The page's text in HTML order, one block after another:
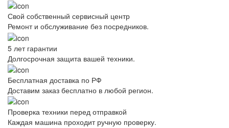
Свой собственный сервисный центр
Ремонт и обслуживание без посредников.
5 лет гарантии
Долгосрочная защита вашей техники.
Бесплатная доставка по РФ
Доставим заказ бесплатно в любой регион.
Проверка техники перед отправкой
Каждая машина проходит ручную проверку.